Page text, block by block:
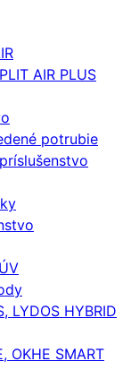
AIR PLUS
potrubie
LYDOS HYBRID
OKHE SMART